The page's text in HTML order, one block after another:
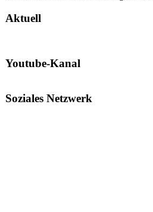
Aktuell
Youtube-Kanal
Soziales Netzwerk